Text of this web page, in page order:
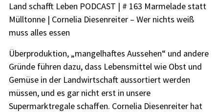
Land schafft Leben PODCAST | # 163 Marmelade statt
Mülltonne | Cornelia Diesenreiter – Wer nichts weiß
muss alles essen
Überproduktion, „mangelhaftes Aussehen“ und andere
Gründe führen dazu, dass Lebensmittel wie Obst und
Gemüse in der Landwirtschaft aussortiert werden
müssen, und es gar nicht erst in unsere
Supermarktregale schaffen. Cornelia Diesenreiter hat